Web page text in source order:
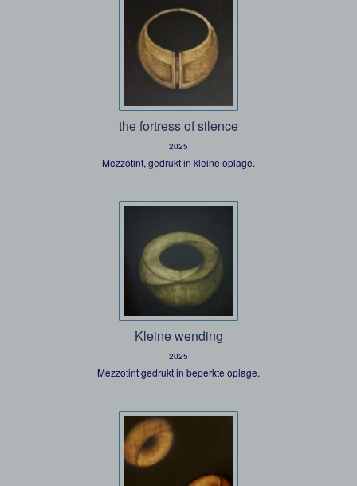
the fortress of silence
2025
Mezzotint, gedrukt in kleine oplage.
Kleine wending
2025
Mezzotint gedrukt in beperkte oplage.